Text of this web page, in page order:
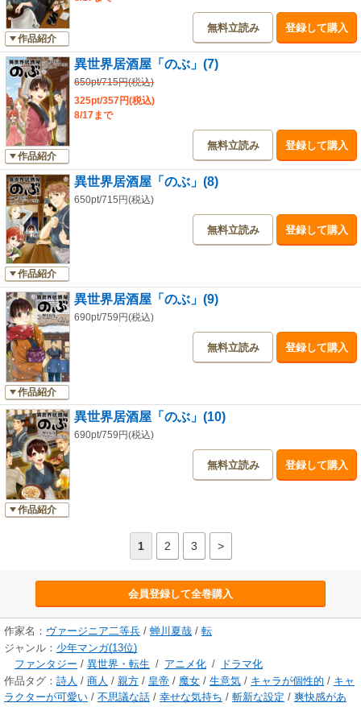
作品紹介
無料立読み 登録して購入
作品紹介
異世界居酒屋「のぶ」(7)
650pt/715円(税込)
325pt/357円(税込)
8/17まで
無料立読み 登録して購入
作品紹介
異世界居酒屋「のぶ」(8)
650pt/715円(税込)
無料立読み 登録して購入
作品紹介
異世界居酒屋「のぶ」(9)
690pt/759円(税込)
無料立読み 登録して購入
作品紹介
異世界居酒屋「のぶ」(10)
690pt/759円(税込)
無料立読み 登録して購入
1 2 3 >
会員登録して全巻購入
作家名： ヴァージニア二等兵 / 蝉川夏哉 / 転
ジャンル： 少年マンガ(13位)
ファンタジー / 異世界・転生 / アニメ化 /
ドラマ化
作品タグ： 詩人 / 商人 / 親方 / 皇帝 / 魔女 / 生意気 / キャラが個性的 / キャ
ラクターが可愛い / 不思議な話 / 幸せな気持ち / 斬新な設定 / 爽快感があ